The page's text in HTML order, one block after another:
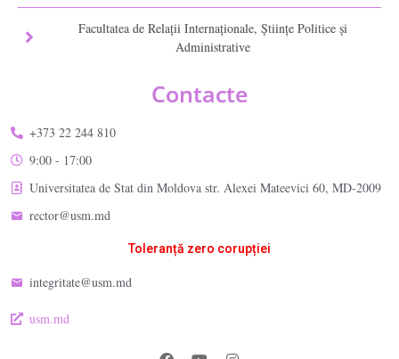
Facultatea de Relaţii Internaţionale, Ştiinţe Politice şi
Administrative
Contacte
+373 22 244 810
9:00 - 17:00
Universitatea de Stat din Moldova str. Alexei Mateevici 60, MD-2009
rector@usm.md
Toleranță zero corupției
integritate@usm.md
usm.md